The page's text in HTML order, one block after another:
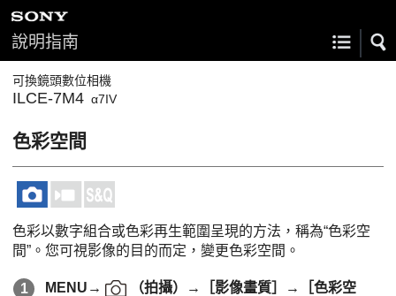
說明指南
可換鏡頭數位相機
ILCE-7M4 α7IV
色彩空間
色彩以數字組合或色彩再生範圍呈現的方法，稱為“色彩空
間”。您可視影像的目的而定，變更色彩空間。
MENU → （拍攝）→ ［影像畫質］ →
［色彩空